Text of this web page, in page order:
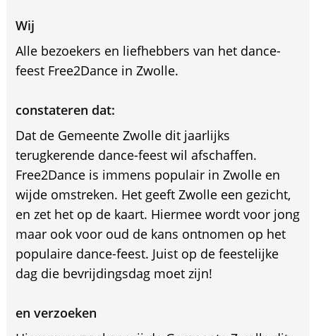
Wij
Alle bezoekers en liefhebbers van het dance-
feest Free2Dance in Zwolle.
constateren dat:
Dat de Gemeente Zwolle dit jaarlijks
terugkerende dance-feest wil afschaffen.
Free2Dance is immens populair in Zwolle en
wijde omstreken. Het geeft Zwolle een gezicht,
en zet het op de kaart. Hiermee wordt voor jong
maar ook voor oud de kans ontnomen op het
populaire dance-feest. Juist op de feestelijke
dag die bevrijdingsdag moet zijn!
en verzoeken